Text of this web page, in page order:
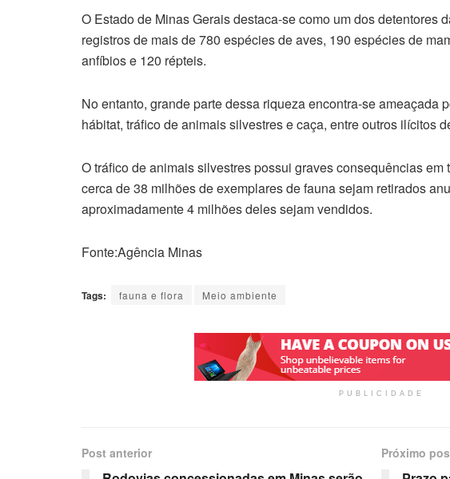
O Estado de Minas Gerais destaca-se como um dos detentores
registros de mais de 780 espécies de aves, 190 espécies de
anfíbios e 120 répteis.
No entanto, grande parte dessa riqueza encontra-se ameaçada
hábitat, tráfico de animais silvestres e caça, entre outros ilícitos
O tráfico de animais silvestres possui graves consequências
cerca de 38 milhões de exemplares de fauna sejam retirados
aproximadamente 4 milhões deles sejam vendidos.
Fonte:Agência Minas
Tags: fauna e flora Meio ambiente
PUBLICIDADE
Post anterior Próximo